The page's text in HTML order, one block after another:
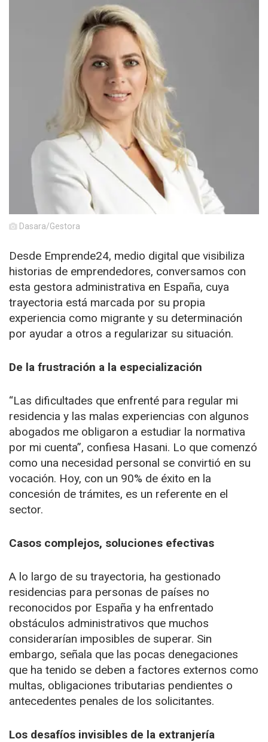
Dasara/Gestora
Desde Emprende24, medio digital que visibiliza
historias de emprendedores, conversamos con
esta gestora administrativa en España, cuya
trayectoria está marcada por su propia
experiencia como migrante y su determinación
por ayudar a otros a regularizar su situación.
De la frustración a la especialización
“Las dificultades que enfrenté para regular mi
residencia y las malas experiencias con algunos
abogados me obligaron a estudiar la normativa
por mi cuenta”, confiesa Hasani. Lo que comenzó
como una necesidad personal se convirtió en su
vocación. Hoy, con un 90% de éxito en la
concesión de trámites, es un referente en el
sector.
Casos complejos, soluciones efectivas
A lo largo de su trayectoria, ha gestionado
residencias para personas de países no
reconocidos por España y ha enfrentado
obstáculos administrativos que muchos
considerarían imposibles de superar. Sin
embargo, señala que las pocas denegaciones
que ha tenido se deben a factores externos como
multas, obligaciones tributarias pendientes o
antecedentes penales de los solicitantes.
Los desafíos invisibles de la extranjería